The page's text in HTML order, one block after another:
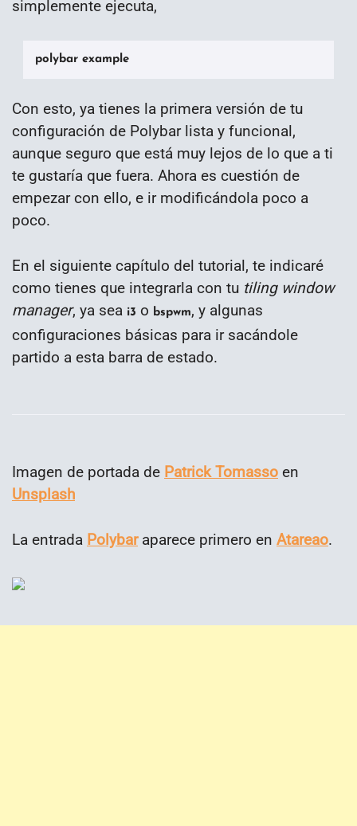
simplemente ejecuta,
polybar example
Con esto, ya tienes la primera versión de tu
configuración de Polybar lista y funcional,
aunque seguro que está muy lejos de lo que a ti
te gustaría que fuera. Ahora es cuestión de
empezar con ello, e ir modificándola poco a
poco.
En el siguiente capítulo del tutorial, te indicaré
como tienes que integrarla con tu tiling window
manager, ya sea i3 o bspwm, y algunas
configuraciones básicas para ir sacándole
partido a esta barra de estado.
Imagen de portada de Patrick Tomasso en
Unsplash
La entrada Polybaraparece primero en Atareao.